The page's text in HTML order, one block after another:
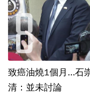
致癌油燒1個月...石崇良
清：並未討論